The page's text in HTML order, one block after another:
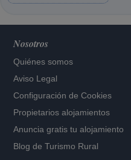
Nosotros
Quiénes somos
Aviso Legal
Configuración de Cookies
Propietarios alojamientos
Anuncia gratis tu alojamiento
Blog de Turismo Rural